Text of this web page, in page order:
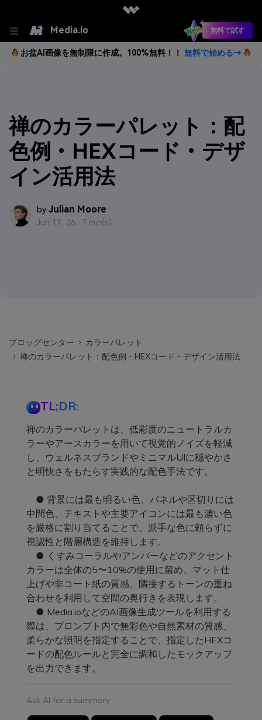
Media.io 無料で試す
お盆AI画像を無制限に作成。100%無料！！ 無料で始める→
禅のカラーパレット：配
色例・HEXコード・デザ
イン活用法
by Julian Moore
Jun 11, 26 · 7 min(s)
ブロッグセンター
カラーパレット
禅のカラーパレット：配色例・HEXコード・デザイン活用法
TL;DR:
禅のカラーパレットは、低彩度のニュートラルカ
ラーやアースカラーを用いて視覚的ノイズを軽減
し、ウェルネスブランドやミニマルUIに穏やかさ
と明快さをもたらす実践的な配色手法です。
● 背景には最も明るい色、パネルや区切りには
中間色、テキストや主要アイコンには最も濃い色
を厳格に割り当てることで、派手な色に頼らずに
視認性と階層構造を維持します。
● くすみコーラルやアンバーなどのアクセント
カラーは全体の5〜10%の使用に留め、マット仕
上げや非コート紙の質感、隣接するトーンの重ね
合わせを利用して空間の奥行きを表現します。
● Media.ioなどのAI画像生成ツールを利用する
際は、プロンプト内で無彩色や自然素材の質感、
柔らかな照明を指定することで、指定したHEXコ
ードの配色ルールと完全に調和したモックアップ
を出力できます。
Ask AI for a summary